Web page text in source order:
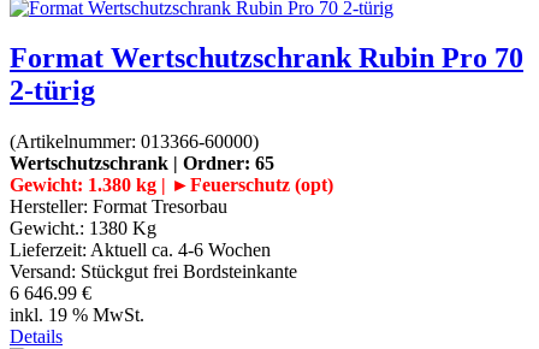
Format Wertschutzschrank Rubin Pro 70
2-türig
(Artikelnummer: 013366-60000)
Wertschutzschrank | Ordner: 65
Gewicht: 1.380 kg | ►Feuerschutz (opt)
Hersteller: Format Tresorbau
Gewicht.: 1380 Kg
Lieferzeit: Aktuell ca. 4-6 Wochen
Versand: Stückgut frei Bordsteinkante
6 646.99 €
inkl. 19 % MwSt.
Details